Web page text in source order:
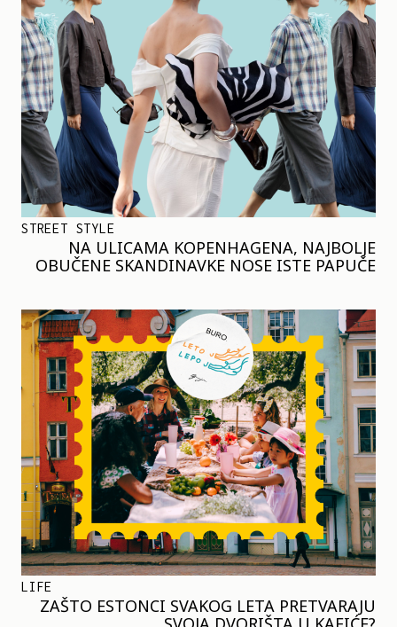
STREET STYLE
NA ULICAMA KOPENHAGENA, NAJBOLJE
OBUČENE SKANDINAVKE NOSE ISTE PAPUČE
LIFE
ZAŠTO ESTONCI SVAKOG LETA PRETVARAJU